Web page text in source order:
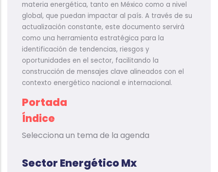
materia energética, tanto en México como a nivel
global, que puedan impactar al país. A través de su
actualización constante, este documento servirá
como una herramienta estratégica para la
identificación de tendencias, riesgos y
oportunidades en el sector, facilitando la
construcción de mensajes clave alineados con el
contexto energético nacional e internacional.
Portada
Índice
Selecciona un tema de la agenda
Sector Energético Mx